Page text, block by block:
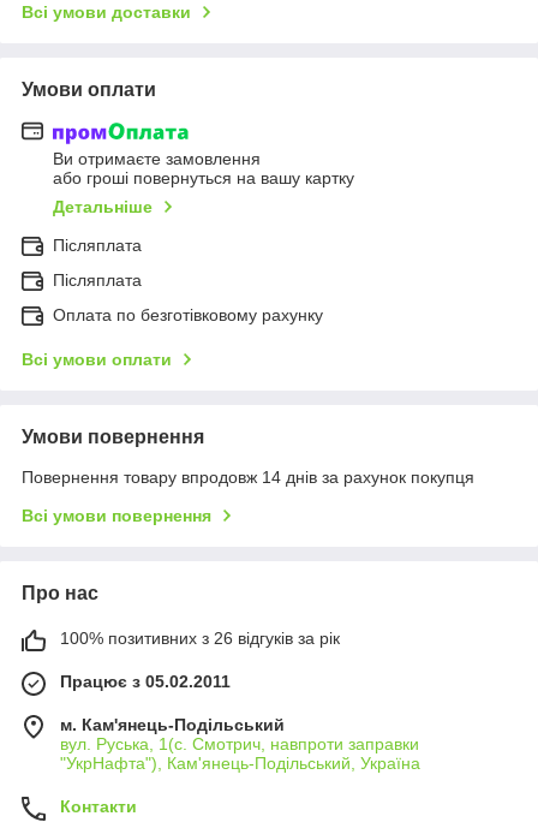
Всі умови доставки
Умови оплати
Ви отримаєте замовлення
або гроші повернуться на вашу картку
Детальніше
Післяплата
Післяплата
Оплата по безготівковому рахунку
Всі умови оплати
Умови повернення
Повернення товару впродовж 14 днів за рахунок покупця
Всі умови повернення
Про нас
100% позитивних з 26 відгуків за рік
Працює з 05.02.2011
м. Кам'янець-Подільський
вул. Руська, 1(с. Смотрич, навпроти заправки
"УкрНафта"), Кам'янець-Подільський, Україна
Контакти